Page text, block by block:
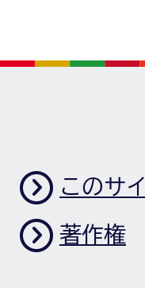
このサ
著作権